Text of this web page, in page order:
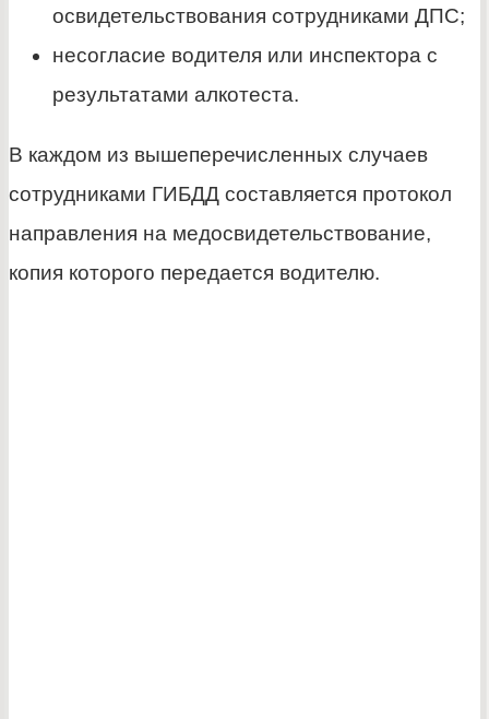
освидетельствования сотрудниками ДПС;
несогласие водителя или инспектора с
результатами алкотеста.
В каждом из вышеперечисленных случаев
сотрудниками ГИБДД составляется протокол
направления на медосвидетельствование,
копия которого передается водителю.